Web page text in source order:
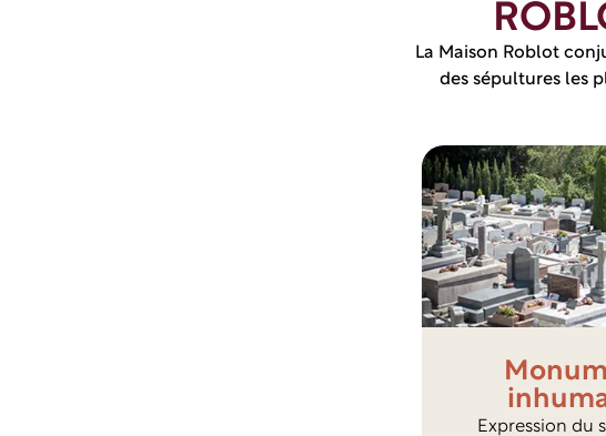
La Maison Roblot
des sépultures les
Expression du